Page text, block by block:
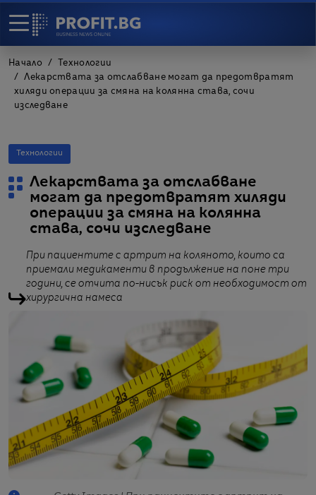
Начало
Технологии
Лекарствата за отслабване могат да предотвратят
хиляди операции за смяна на колянна става, сочи
изследване
Технологии
Лекарствата за отслабване
могат да предотвратят хиляди
операции за смяна на колянна
става, сочи изследване
При пациентите с артрит на коляното, които са
приемали медикаменти в продължение на поне три
години, се отчита по-нисък риск от необходимост от
хирургична намеса